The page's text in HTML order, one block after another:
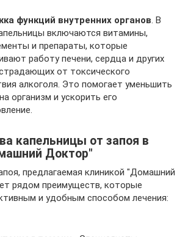
функций внутренних органов . В
включаются витамины,
и препараты, которые
работу печени, сердца и других
от токсического
алкоголя. Это помогает уменьшить
организм и ускорить его
капельницы от запоя в
Доктор"
предлагаемая клиникой "Домашний
рядом преимуществ, которые
и удобным способом лечения: